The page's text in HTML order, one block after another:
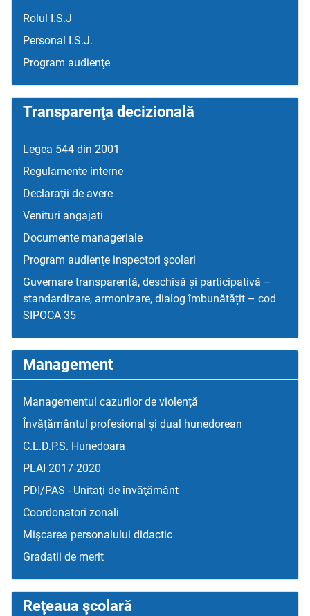
Rolul I.S.J
Personal I.S.J.
Program audienţe
Transparenţa decizională
Legea 544 din 2001
Regulamente interne
Declaraţii de avere
Venituri angajati
Documente manageriale
Program audienţe inspectori școlari
Guvernare transparentă, deschisă și participativă –
standardizare, armonizare, dialog îmbunătățit – cod
SIPOCA 35
Management
Managementul cazurilor de violență
Învățământul profesional și dual hunedorean
C.L.D.P.S. Hunedoara
PLAI 2017-2020
PDI/PAS - Unitaţi de învăţământ
Coordonatori zonali
Mişcarea personalului didactic
Gradatii de merit
Reţeaua şcolară